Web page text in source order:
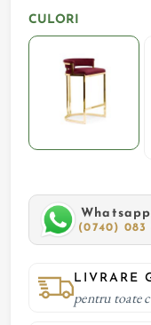
CULORI
(0740) 083
LIVRARE
pentru toate